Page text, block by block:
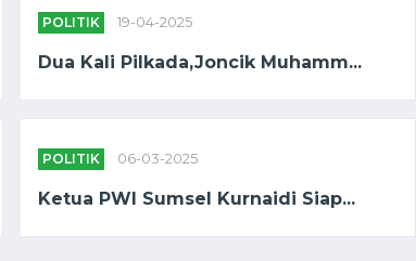
POLITIK 19-04-2025
Dua Kali Pilkada,Joncik Muhamm...
POLITIK 06-03-2025
Ketua PWI Sumsel Kurnaidi Siap...